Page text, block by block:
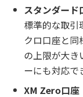
スタンダード
標準的な取引
クロ口座と
の上限が大き
ーにも対応で
XM Zero口座